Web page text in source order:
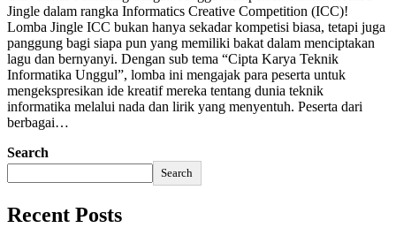
Jingle dalam rangka Informatics Creative Competition (ICC)!
Lomba Jingle ICC bukan hanya sekadar kompetisi biasa, tetapi juga
panggung bagi siapa pun yang memiliki bakat dalam menciptakan
lagu dan bernyanyi. Dengan sub tema “Cipta Karya Teknik
Informatika Unggul”, lomba ini mengajak para peserta untuk
mengekspresikan ide kreatif mereka tentang dunia teknik
informatika melalui nada dan lirik yang menyentuh. Peserta dari
berbagai…
Search
Search
Recent Posts